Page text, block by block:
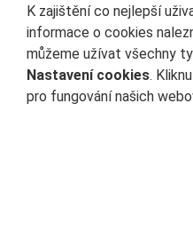
K zajištění co nejlepší
informace o cookies
můžeme užívat všechny
Nastavení cookies.
pro fungování našich